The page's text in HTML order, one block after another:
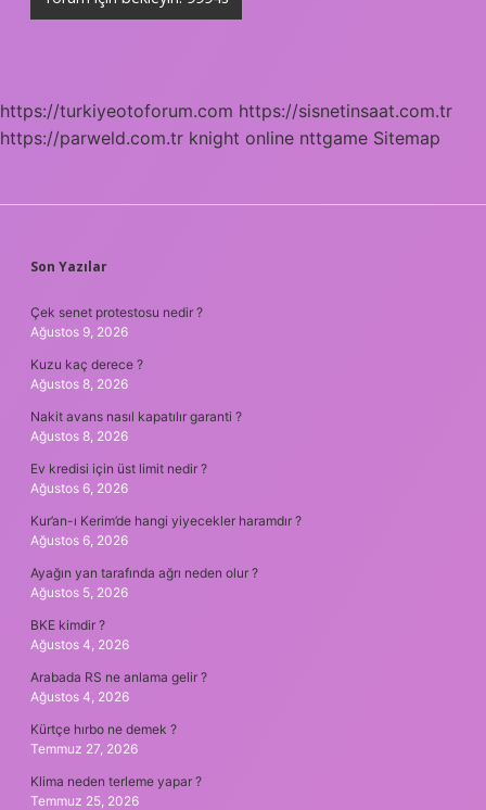
https://turkiyeotoforum.com https://sisnetinsaat.com.tr
https://parweld.com.tr knight online nttgame Sitemap
SIDEBAR
Son Yazılar
Çek senet protestosu nedir ?
Ağustos 9, 2026
Kuzu kaç derece ?
Ağustos 8, 2026
Nakit avans nasıl kapatılır garanti ?
Ağustos 8, 2026
Ev kredisi için üst limit nedir ?
Ağustos 6, 2026
Kur’an-ı Kerim’de hangi yiyecekler haramdır ?
Ağustos 6, 2026
Ayağın yan tarafında ağrı neden olur ?
Ağustos 5, 2026
BKE kimdir ?
Ağustos 4, 2026
Arabada RS ne anlama gelir ?
Ağustos 4, 2026
Kürtçe hırbo ne demek ?
Temmuz 27, 2026
Klima neden terleme yapar ?
Temmuz 25, 2026